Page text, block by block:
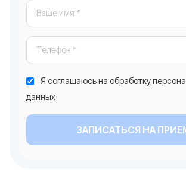
Я соглашаюсь на обработку
данных
ЗАПИСАТЬСЯ НА